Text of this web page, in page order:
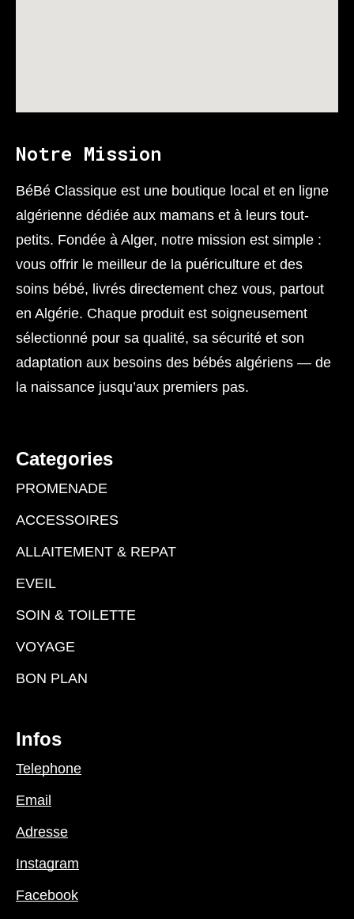
Notre Mission
BéBé Classique est une boutique local et en ligne
algérienne dédiée aux mamans et à leurs tout-
petits. Fondée à Alger, notre mission est simple :
vous offrir le meilleur de la puériculture et des
soins bébé, livrés directement chez vous, partout
en Algérie. Chaque produit est soigneusement
sélectionné pour sa qualité, sa sécurité et son
adaptation aux besoins des bébés algériens — de
la naissance jusqu’aux premiers pas.
Categories
PROMENADE
ACCESSOIRES
ALLAITEMENT & REPAT
EVEIL
SOIN & TOILETTE
VOYAGE
BON PLAN
Infos
Telephone
Email
Adresse
Instagram
Facebook